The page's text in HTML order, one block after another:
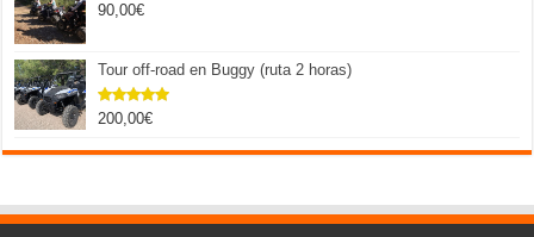
90,00€
Tour off-road en Buggy (ruta 2 horas)
Valorado
de 5
200,00€